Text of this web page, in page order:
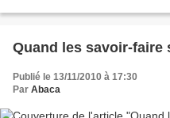
Quand les savoir-faire
Publié le 13/11/2010 à 17:30
Par Abaca